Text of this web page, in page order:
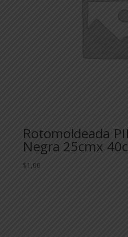
Rotomoldeada
Negra 25cmx
$ 1,00